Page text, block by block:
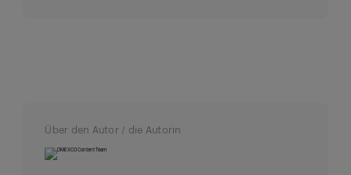
Über den Autor / die Autorin